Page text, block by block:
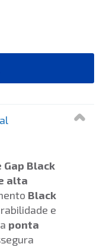
Black
alta
Black
e
ponta